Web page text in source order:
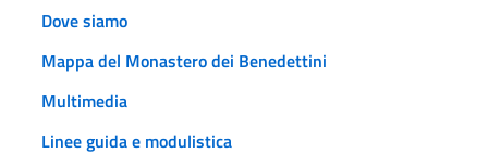
Dove siamo
Mappa del Monastero dei Benedettini
Multimedia
Linee guida e modulistica